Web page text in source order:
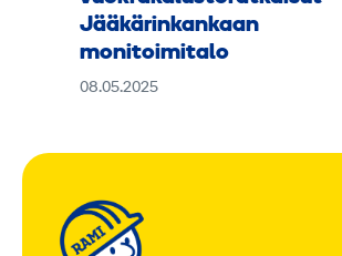
Jääkärinkankaan
monitoimitalo
08.05.2025